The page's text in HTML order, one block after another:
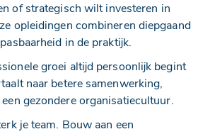
of strategisch wilt investeren in
opleidingen combineren diepgaand
in de praktijk.
groei altijd persoonlijk begint
naar betere samenwerking,
gezondere organisatiecultuur.
je team. Bouw aan een